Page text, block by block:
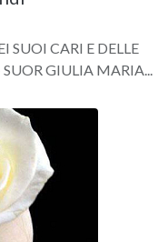
SUOI CARI E DELLE
GIULIA MARIA...